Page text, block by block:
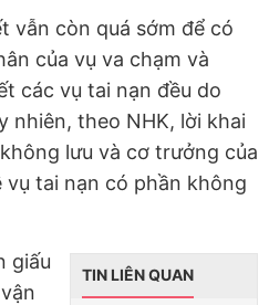
vẫn còn quá sớm để có
của vụ va chạm và
các vụ tai nạn đều do
nhiên, theo NHK, lời khai
lưu và cơ trưởng của
vụ tai nạn có phần không
TIN LIÊN QUAN
giấu